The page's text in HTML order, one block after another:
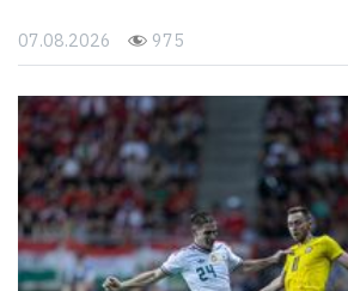
07.08.2026 975